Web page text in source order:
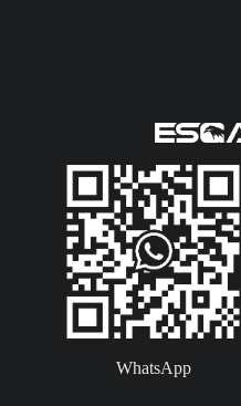
WhatsApp